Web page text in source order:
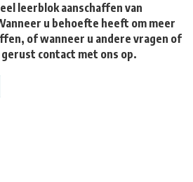
leerblok aanschaffen van
u behoefte heeft om meer
of wanneer u andere vragen of
contact met ons op.